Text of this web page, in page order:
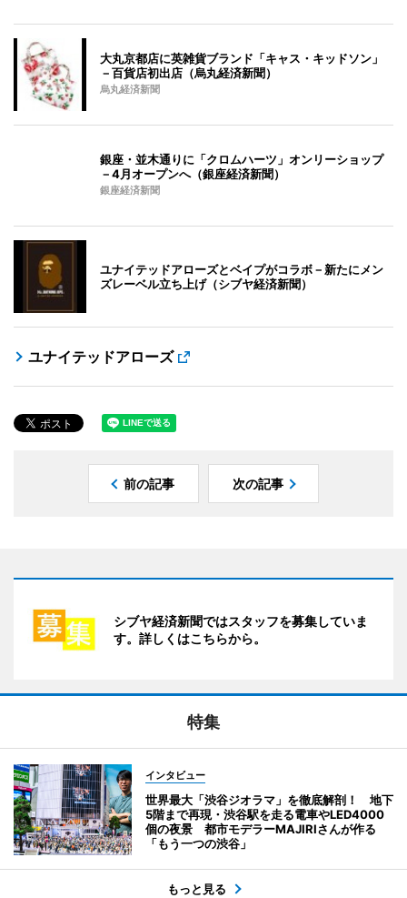
大丸京都店に英雑貨ブランド「キャス・キッドソン」
－百貨店初出店（烏丸経済新聞）
烏丸経済新聞
銀座・並木通りに「クロムハーツ」オンリーショップ
－4月オープンへ（銀座経済新聞）
銀座経済新聞
ユナイテッドアローズとベイプがコラボ－新たにメン
ズレーベル立ち上げ（シブヤ経済新聞）
ユナイテッドアローズ
前の記事 次の記事
シブヤ経済新聞ではスタッフを募集していま
す。詳しくはこちらから。
特集
インタビュー
世界最大「渋谷ジオラマ」を徹底解剖！ 地下
5階まで再現・渋谷駅を走る電車やLED4000
個の夜景 都市モデラーMAJIRIさんが作る
「もう一つの渋谷」
もっと見る